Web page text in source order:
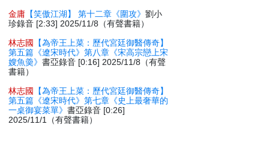
金庸 【笑傲江湖】 第十二章《圍攻》劉小
珍錄音 [2:33] 2025/11/8（有聲書籍）
林志國
【為帝王上菜：歷代宮廷御醫傳奇】
第五篇《遼宋時代》第八章《宋高宗戀上宋
嫂魚羮》書亞錄音 [0:16] 2025/11/8（有聲
書籍）
林志國
【為帝王上菜：歷代宮廷御醫傳奇】
第五篇《遼宋時代》第七章《史上最奢華的
一桌御宴菜單》書亞錄音 [0:26]
2025/11/1（有聲書籍）